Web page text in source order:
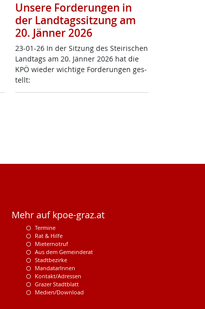
Unsere Forderungen in
der Landtagssitzung am
20. Jänner 2026
23-01-26 In der Sit­zung des Stei­ri­schen
Land­tags am 20. Jän­ner 2026 hat die
KPÖ wie­der wich­ti­ge For­de­run­gen ge­s­
tellt:
Mehr auf kpoe-graz.at
Termine
Rat & Hilfe
Mieternotruf
Aus dem Gemeinderat
Stadtbezirke
MandatarInnen
Kontakt/Adressen
Grazer Stadtblatt
Medien/Download